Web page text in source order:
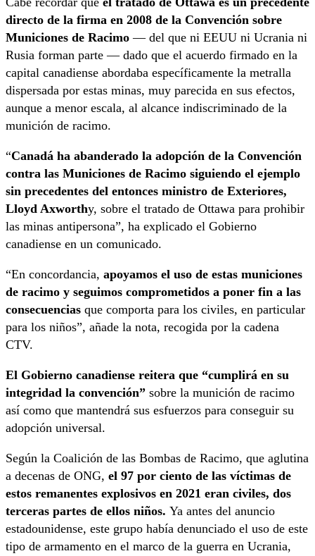
directo de la firma en 2008 de la Convención sobre
Municiones de Racimo — del que ni EEUU ni Ucrania ni
Rusia forman parte — dado que el acuerdo firmado en la
capital canadiense abordaba específicamente la metralla
dispersada por estas minas, muy parecida en sus efectos,
aunque a menor escala, al alcance indiscriminado de la
munición de racimo.
“Canadá ha abanderado la adopción de la Convención
contra las Municiones de Racimo siguiendo el ejemplo
sin precedentes del entonces ministro de Exteriores,
Lloyd Axworthy, sobre el tratado de Ottawa para prohibir
las minas antipersona”, ha explicado el Gobierno
canadiense en un comunicado.
“En concordancia, apoyamos el uso de estas municiones
de racimo y seguimos comprometidos a poner fin a las
consecuencias que comporta para los civiles, en particular
para los niños”, añade la nota, recogida por la cadena
CTV.
El Gobierno canadiense reitera que “cumplirá en su
integridad la convención” sobre la munición de racimo
así como que mantendrá sus esfuerzos para conseguir su
adopción universal.
Según la Coalición de las Bombas de Racimo, que aglutina
a decenas de ONG, el 97 por ciento de las víctimas de
estos remanentes explosivos en 2021 eran civiles, dos
terceras partes de ellos niños. Ya antes del anuncio
estadounidense, este grupo había denunciado el uso de este
tipo de armamento en el marco de la guerra en Ucrania,